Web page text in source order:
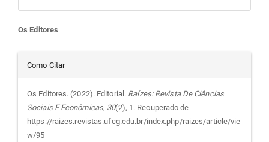
Conteúdo
do
artigo
principal
Os Editores
Detalhes
do
artigo
Como Citar
Os Editores. (2022). Editorial. Raízes: Revista De Ciências
Sociais E Econômicas, 30(2), 1. Recuperado de
https://raizes.revistas.ufcg.edu.br/index.php/raizes/article/vie
w/95